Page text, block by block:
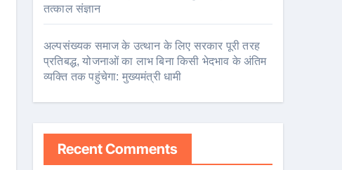
तत्काल संज्ञान
अल्पसंख्यक समाज के उत्थान के लिए सरकार पूरी तरह
प्रतिबद्ध, योजनाओं का लाभ बिना किसी भेदभाव के अंतिम
व्यक्ति तक पहुंचेगा: मुख्यमंत्री धामी
Recent Comments